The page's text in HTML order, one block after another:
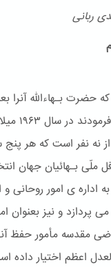
ربانی
حضرت بـهاءالله آنرا
امر
نه نفر است که هر
ملّی بـهائیان جهان
اداره ی امور روحانی و
می پردازد و نیز بعنوان
مقدسه مأمور
اعظم اختیار داده